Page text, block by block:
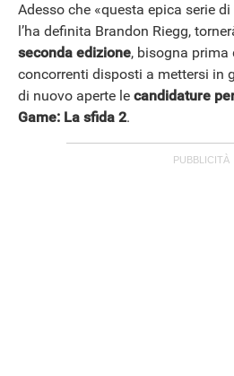
Adesso che «questa epica serie
l’ha definita Brandon Riegg,
seconda edizione, bisogna
concorrenti disposti a mettersi in
di nuovo aperte le candidature
Game: La sfida 2.